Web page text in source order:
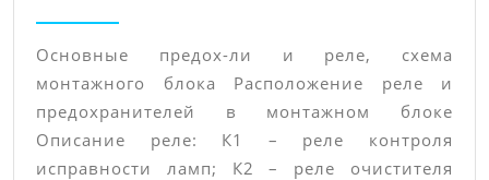
схема
блока
Основные предох-ли и реле, схема
монтажного блока Расположение реле и
предохранителей в монтажном блоке
Описание реле: К1 – реле контроля
исправности ламп; К2 – реле очистителя